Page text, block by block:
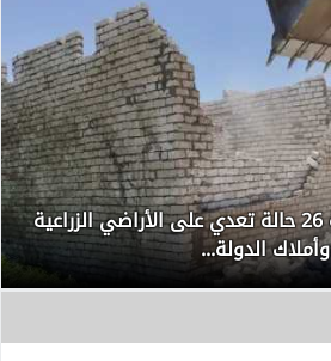
محافظ أسيوط : إزالة 26 حالة تعدي على الأراضي الزراعية
وأملاك الدولة...